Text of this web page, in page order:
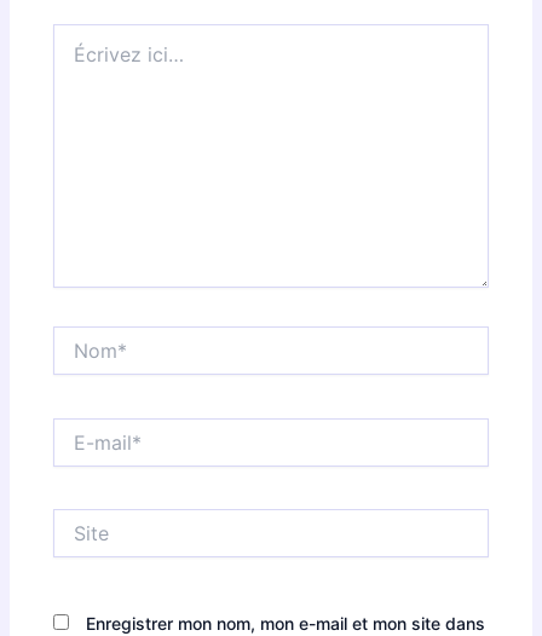
ici…
mail*
Enregistrer mon nom, mon e-mail et mon site dans